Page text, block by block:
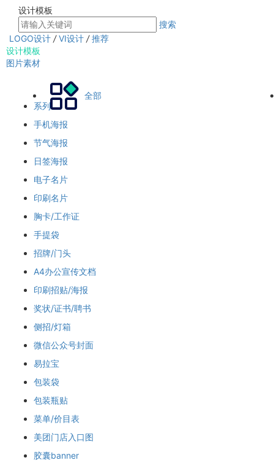
设计模板
搜索
LOGO设计 / VI设计 / 推荐
设计模板
图片素材
全部
系列
手机海报
节气海报
日签海报
电子名片
印刷名片
胸卡/工作证
手提袋
招牌/门头
A4办公宣传文档
印刷招贴/海报
奖状/证书/聘书
侧招/灯箱
微信公众号封面
易拉宝
包装袋
包装瓶贴
菜单/价目表
美团门店入口图
胶囊banner